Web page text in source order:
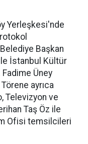
Yerleşkesi'nde
Başkan
İstanbul Kültür
Üney
ayrıca
Televizyon ve
Taş Öz ile
Ofisi temsilcileri